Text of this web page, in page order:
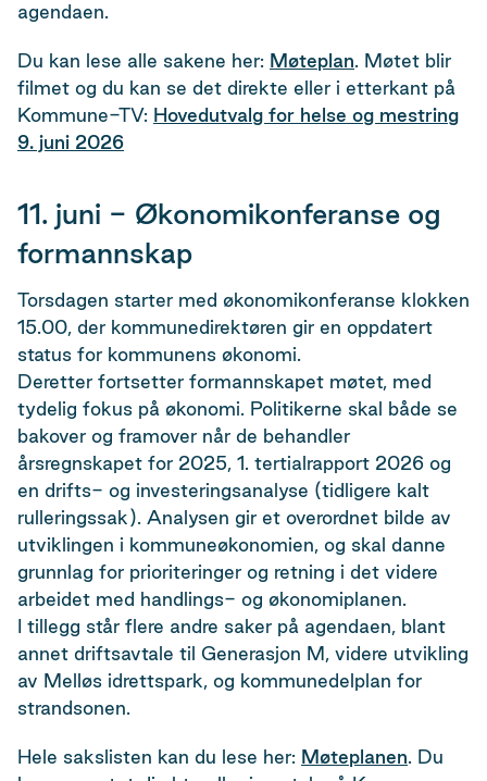
agendaen.
Du kan lese alle sakene her: Møteplan. Møtet blir
filmet og du kan se det direkte eller i etterkant på
Kommune-TV: Hovedutvalg for helse og mestring
9. juni 2026
11. juni - Økonomikonferanse og
formannskap
Torsdagen starter med økonomikonferanse klokken
15.00, der kommunedirektøren gir en oppdatert
status for kommunens økonomi.
Deretter fortsetter formannskapet møtet, med
tydelig fokus på økonomi. Politikerne skal både se
bakover og framover når de behandler
årsregnskapet for 2025, 1. tertialrapport 2026 og
en drifts- og investeringsanalyse (tidligere kalt
rulleringssak). Analysen gir et overordnet bilde av
utviklingen i kommuneøkonomien, og skal danne
grunnlag for prioriteringer og retning i det videre
arbeidet med handlings- og økonomiplanen.
I tillegg står flere andre saker på agendaen, blant
annet driftsavtale til Generasjon M, videre utvikling
av Melløs idrettspark, og kommunedelplan for
strandsonen.
Hele sakslisten kan du lese her: Møteplanen. Du